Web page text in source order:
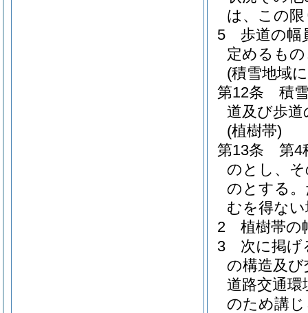
は、この
5
歩道の幅
定めるも
(積雪地域
第12条
積
道及び歩
(植樹帯)
第13条
第4
のとし、
のとする。
むを得な
2
植樹帯の
3
次に掲げ
の構造及
道路交通
のため講